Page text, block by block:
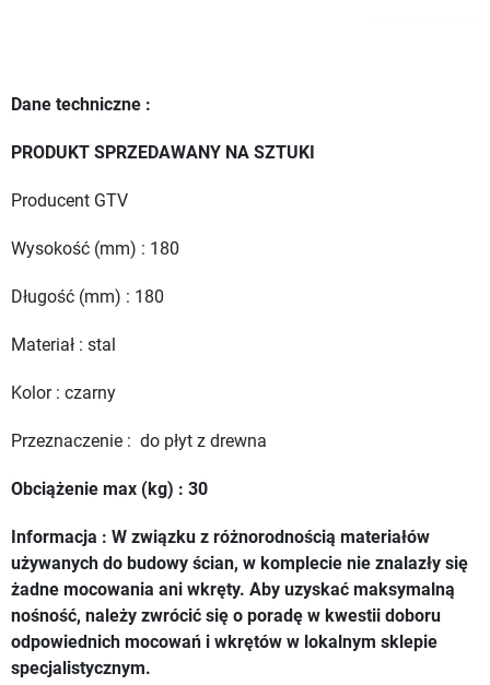
Dane techniczne :
PRODUKT SPRZEDAWANY NA SZTUKI
Producent GTV
Wysokość (mm) : 180
Długość (mm) : 180
Materiał : stal
Kolor : czarny
Przeznaczenie : do płyt z drewna
Obciążenie max (kg) : 30
Informacja : W związku z różnorodnością materiałów
używanych do budowy ścian, w komplecie nie znalazły się
żadne mocowania ani wkręty. Aby uzyskać maksymalną
nośność, należy zwrócić się o poradę w kwestii doboru
odpowiednich mocowań i wkrętów w lokalnym sklepie
specjalistycznym.